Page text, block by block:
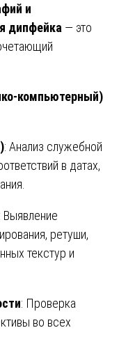
и
дипфейка — это
компьютерный)
: Анализ служебной
в датах,
: Выявление
ретуши,
текстур и
: Проверка
во всех